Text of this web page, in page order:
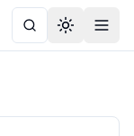
Toggle